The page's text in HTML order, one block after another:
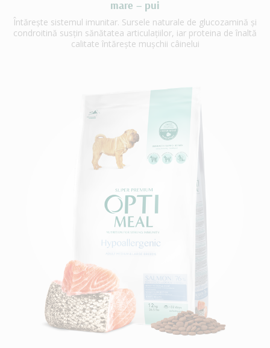
mare – pui
Întărește sistemul imunitar. Sursele naturale de glucozamină și
condroitină susțin sănătatea articulațiilor, iar proteina de înaltă
calitate întărește mușchii câinelui